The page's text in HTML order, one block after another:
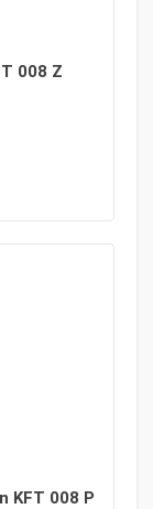
008 Z
KFT 008 P